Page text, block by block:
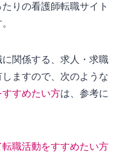
りの看護師転職サイト
関係する、求人・求職
ますので、次のような
すめたい方は、参考に
職活動をすすめたい方